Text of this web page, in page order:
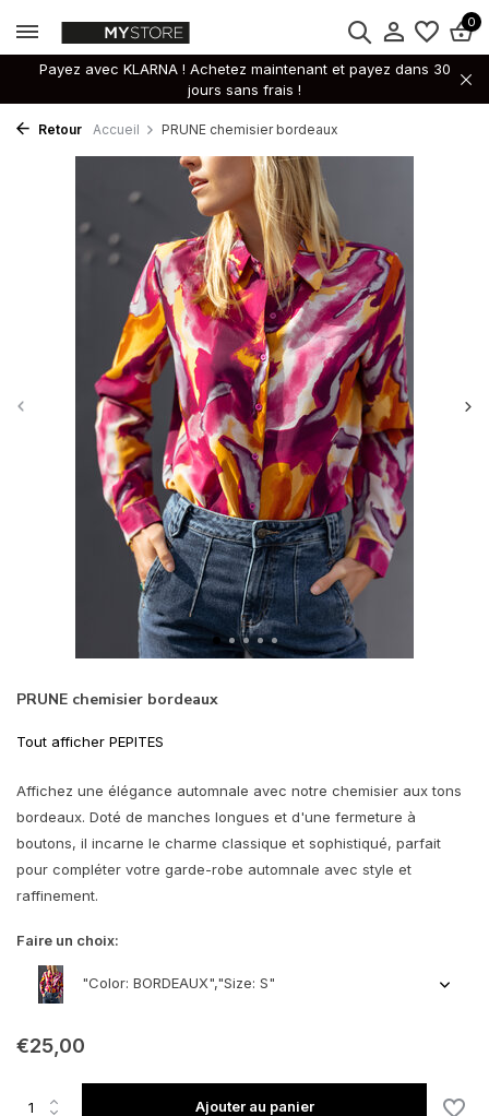
0
Payez avec KLARNA ! Achetez maintenant et payez dans 30
jours sans frais !
Retour Accueil PRUNE chemisier bordeaux
PRUNE chemisier bordeaux
Tout afficher PEPITES
Affichez une élégance automnale avec notre chemisier aux tons
bordeaux. Doté de manches longues et d'une fermeture à
boutons, il incarne le charme classique et sophistiqué, parfait
pour compléter votre garde-robe automnale avec style et
raffinement.
Faire un choix:
"Color: BORDEAUX","Size: S"
€25,00
Ajouter au panier